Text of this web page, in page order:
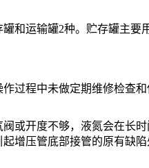
运输罐2种。贮存罐主要
程中未做定期维修检查和
开度不够，液氮会在长时
增压管底部接管的原有缺